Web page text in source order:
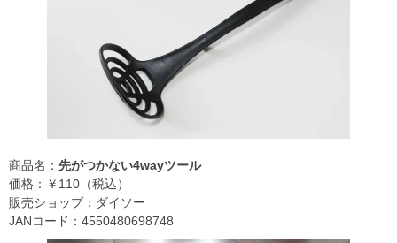
商品名： 先がつかない4wayツール
価格：￥110（税込）
販売ショップ：ダイソー
JANコード：4550480698748